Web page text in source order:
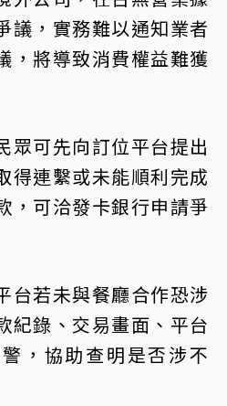
議，實務難以通知業者
，將導致消費權益難獲
眾可先向訂位平台提出
得連繫或未能順利完成
，可洽發卡銀行申請爭
台若未與餐廳合作恐涉
紀錄、交易畫面、平台
，協助查明是否涉不